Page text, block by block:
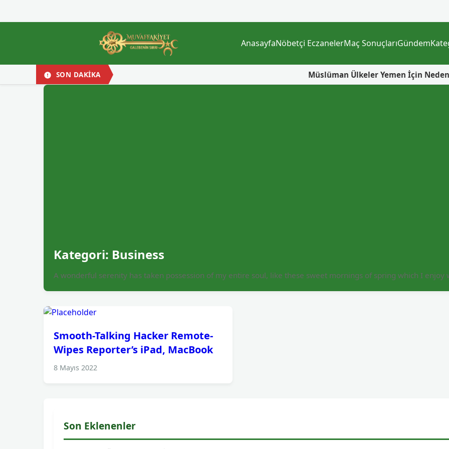
AnasayfaNöbetçi EczanelerMaç SonuçlarıGündem
SON DAKİKA Müslüman Ülkeler Yemen İçin Neden Bir Araya
Kategori: Business
A wonderful serenity has taken possession of my entire soul, like these sweet mornings of spring which I enjoy
Smooth-Talking Hacker Remote-
Wipes Reporter’s iPad, MacBook
8 Mayıs 2022
Son Eklenenler